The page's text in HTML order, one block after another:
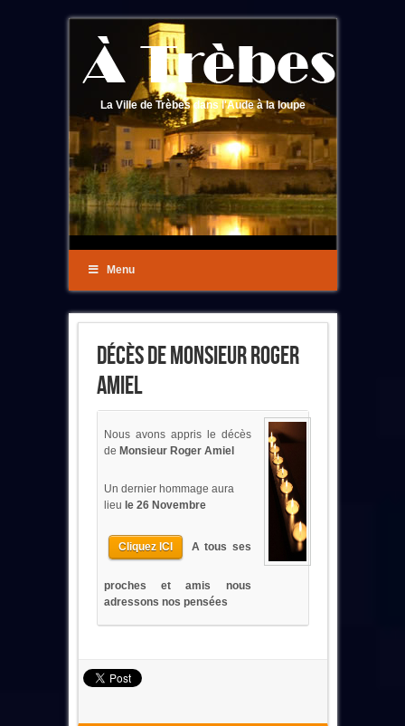
La Ville de Trèbes dans l'Aude à la loupe
Menu
Décès De Monsieur Roger
Amiel
Nous avons appris le décès
de Monsieur Roger Amiel
Un dernier hommage aura
lieu le 26 Novembre
Cliquez ICI A tous ses
proches et amis nous
adressons nos pensées